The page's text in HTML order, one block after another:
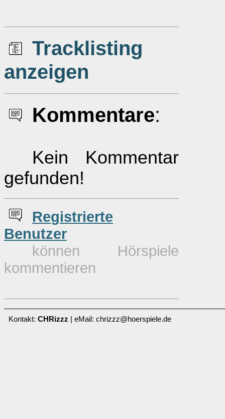
Tracklisting
anzeigen
Kommentare:
Kein Kommentar
gefunden!
Registrierte
Benutzer
können Hörspiele
kommentieren
Kontakt: CHRizzz | eMail: chrizzz@hoerspiele.de